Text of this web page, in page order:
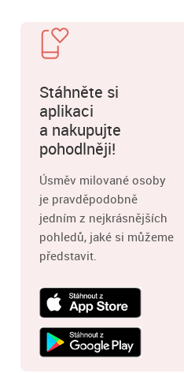
Stáhněte si
aplikaci
a nakupujte
pohodlněji!
Úsměv milované osoby
je pravděpodobně
jedním z nejkrásnějších
pohledů, jaké si můžeme
představit.